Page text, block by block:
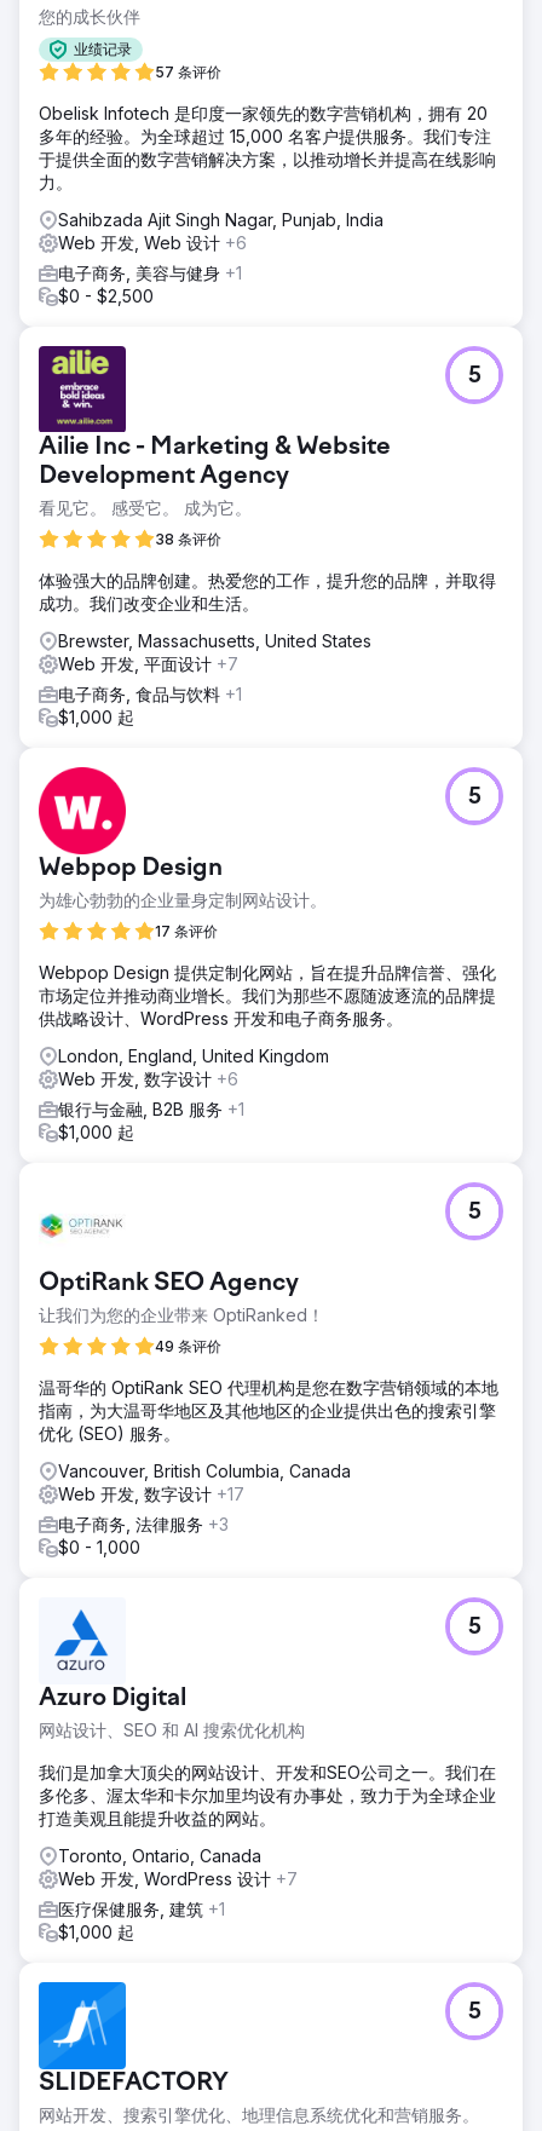
解决方案
全面清理 Ximuwu 和 Wheelchair Safari 网站，每月进行网站
维护，每日进行搜索引擎优化 (SEO)，审核网站并修复技术问
搜索引擎中移除。监控这两个网站并提供改进建议。创建新内
容并修复现有内容。确保网站安全，并为 Wheelchair Safari
投放 Google 广告等付费媒体服务。
在过去的24个月里，两个网站的所有关键指标均实现了500%
以上的增长。活跃用户达到5200人（增长555.3%），新用户
增长557.1%，总访问量达到6000次（增长549.8%）。自然流
量增长464.6%。谷歌广告系列带来了3100次访问。双方的共
您的成长伙伴
业绩记录
57 条评价
Obelisk Infotech 是印度一家领先的数字营销机构，拥有 20
多年的经验。为全球超过 15,000 名客户提供服务。我们专注
于提供全面的数字营销解决方案，以推动增长并提高在线影响
力。
Sahibzada Ajit Singh Nagar, Punjab, India
Web 开发, Web 设计 +6
电子商务, 美容与健身 +1
$0 - $2,500
Ailie Inc - Marketing & Website
Development Agency
看见它。 感受它。 成为它。
38 条评价
5
体验强大的品牌创建。热爱您的工作，提升您的品牌，并取得
成功。我们改变企业和生活。
Brewster, Massachusetts, United States
Web 开发, 平面设计 +7
电子商务, 食品与饮料 +1
$1,000 起
Webpop Design
为雄心勃勃的企业量身定制网站设计。
17 条评价
5
Webpop Design 提供定制化网站，旨在提升品牌信誉、强化
市场定位并推动商业增长。我们为那些不愿随波逐流的品牌提
供战略设计、WordPress 开发和电子商务服务。
London, England, United Kingdom
Web 开发, 数字设计 +6
银行与金融, B2B 服务 +1
$1,000 起
OptiRank SEO Agency
让我们为您的企业带来 OptiRanked！
49 条评价
5
温哥华的 OptiRank SEO 代理机构是您在数字营销领域的本地
指南，为大温哥华地区及其他地区的企业提供出色的搜索引擎
优化 (SEO) 服务。
Vancouver, British Columbia, Canada
Web 开发, 数字设计 +17
电子商务, 法律服务 +3
$0 - 1,000
Azuro Digital
网站设计、SEO 和 AI 搜索优化机构
5
我们是加拿大顶尖的网站设计、开发和SEO公司之一。我们在
多伦多、渥太华和卡尔加里均设有办事处，致力于为全球企业
打造美观且能提升收益的网站。
Toronto, Ontario, Canada
Web 开发, WordPress 设计 +7
医疗保健服务, 建筑 +1
$1,000 起
SLIDEFACTORY
网站开发、搜索引擎优化、地理信息系统优化和营销服务。
5